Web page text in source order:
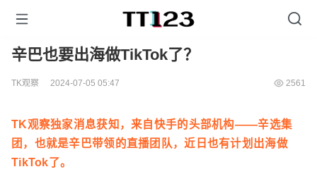
辛巴也要出海做TikTok了？
TK观察 2024-07-05 05:47 2561
TK观察独家消息获知，来自快手的头部机构——辛选集
团，也就是辛巴带领的直播团队，近日也有计划出海做
TikTok了。